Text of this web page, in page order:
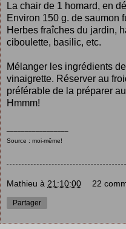
La chair de 1 homard, en
Environ 150 g. de saumon
Herbes fraîches du jardin,
ciboulette, basilic, etc.
Mélanger les ingrédients
vinaigrette. Réserver au
préférable de la préparer
Hmmm!
Source : moi-même!
Mathieu à 21:10:00 22
Partager